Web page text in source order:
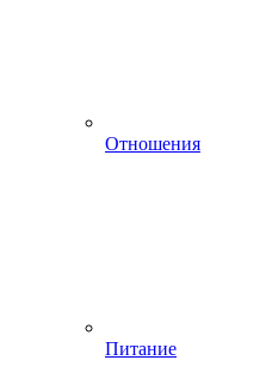
Отношения
Питание